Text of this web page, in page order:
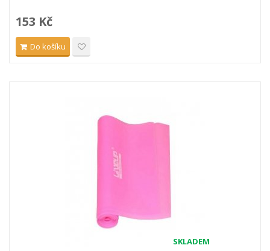
153 Kč
Do košíku
SKLADEM